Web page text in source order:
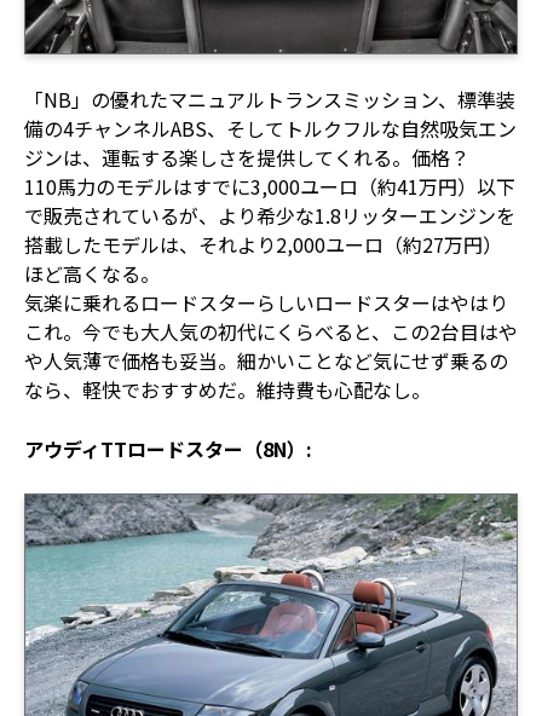
「NB」の優れたマニュアルトランスミッション、標準装
備の4チャンネルABS、そしてトルクフルな自然吸気エン
ジンは、運転する楽しさを提供してくれる。価格？
110馬力のモデルはすでに3,000ユーロ（約41万円）以下
で販売されているが、より希少な1.8リッターエンジンを
搭載したモデルは、それより2,000ユーロ（約27万円）
ほど高くなる。
気楽に乗れるロードスターらしいロードスターはやはり
これ。今でも大人気の初代にくらべると、この2台目はや
や人気薄で価格も妥当。細かいことなど気にせず乗るの
なら、軽快でおすすめだ。維持費も心配なし。
アウディTTロードスター（8N）: